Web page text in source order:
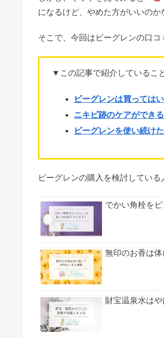
最先端のサイエンス技術で人そ
▼この記事で紹介していること
ビーグレンは買ってはい
ニキビ跡のケアができる
ビーグレンを使い続けた
ビーグレンの購入を検討している